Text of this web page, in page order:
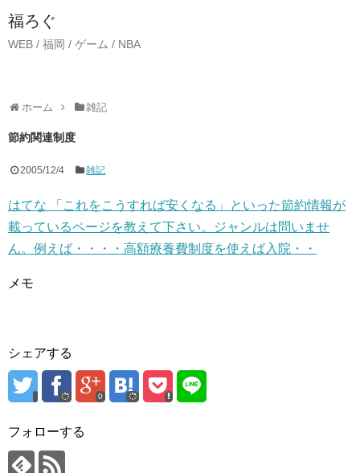
福ろぐ
WEB / 福岡 / ゲーム / NBA
ホーム 雑記
節約関連制度
2005/12/4 雑記
はてな 「これをこうすれば安くなる」といった節約情報が
載っているページを教えて下さい。ジャンルは問いませ
ん。例えば・・・・高額療養費制度を使えば入院・・
メモ
シェアする
0
フォローする